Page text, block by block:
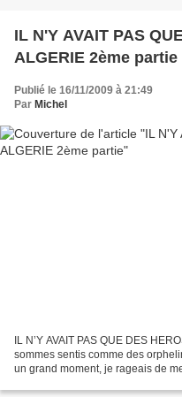
IL N'Y AVAIT PAS
ALGERIE 2ème partie
Publié le 16/11/2009 à 21:49
Par Michel
IL N’Y AVAIT PAS QUE DES
sommes sentis comme des
un grand moment, je rageais de